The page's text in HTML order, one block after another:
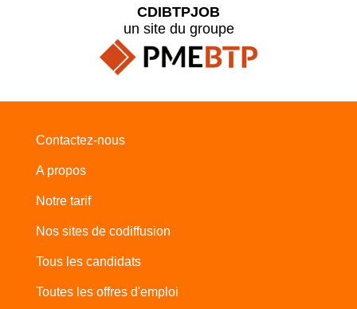
CDIBTPJOB
un site du groupe
Contactez-nous
A propos
Notre tarif
Nos sites de codiffusion
Tous les candidats
Toutes les offres d'emploi